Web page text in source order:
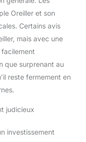
de
de
non
: 88 %
maille,
renforcement
(10 ILD)
Oreiller et son
Certains avis
mais avec une
que surprenant au
reste fermement en
judicieux
investissement